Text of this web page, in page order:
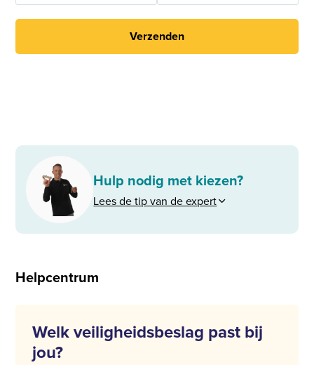
Verzenden
Hulp nodig met kiezen?
Lees de tip van de expert
Helpcentrum
Welk veiligheidsbeslag past bij
jou?